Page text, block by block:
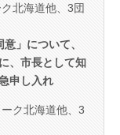
北海道他、3団
」について、
、市長として知
申し入れ
ク北海道他、3